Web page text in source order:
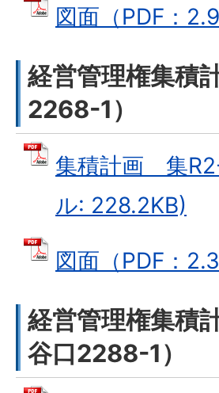
図面（PDF：
経営管理権集積
2268-1）
集積計画 集
ル: 228.2KB)
図面（PDF：
経営管理権集積
谷口2288-1）